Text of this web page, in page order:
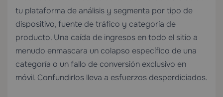
tu plataforma de análisis y segmenta por tipo de
dispositivo, fuente de tráfico y categoría de
producto. Una caída de ingresos en todo el sitio a
menudo enmascara un colapso específico de una
categoría o un fallo de conversión exclusivo en
móvil. Confundirlos lleva a esfuerzos desperdiciados.